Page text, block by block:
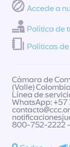
Accede a
Política de
Políticas
Cámara de
(Valle)
Línea de
WhatsApp: +57
800-752-2222